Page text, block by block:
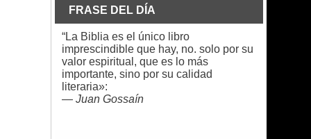
FRASE DEL DÍA
“La Biblia es el único libro
imprescindible que hay, no. solo por su
valor espiritual, que es lo más
importante, sino por su calidad
literaria»:
— Juan Gossaín